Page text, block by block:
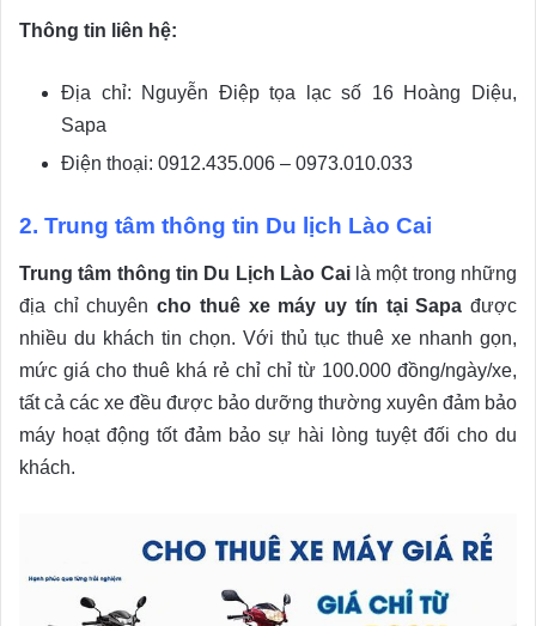
Thông tin liên hệ:
Địa chỉ: Nguyễn Điệp tọa lạc số 16 Hoàng Diệu,
Sapa
Điện thoại: 0912.435.006 – 0973.010.033
2. Trung tâm thông tin Du lịch Lào Cai
Trung tâm thông tin Du Lịch Lào Cailà một trong những
địa chỉ chuyêncho thuê xe máy uy tín tại Sapa được
nhiều du khách tin chọn. Với thủ tục thuê xe nhanh gọn,
mức giá cho thuê khá rẻ chỉ chỉ từ 100.000 đồng/ngày/xe,
tất cả các xe đều được bảo dưỡng thường xuyên đảm bảo
máy hoạt động tốt đảm bảo sự hài lòng tuyệt đối cho du
khách.